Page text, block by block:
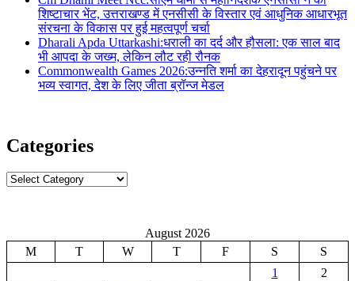
शिष्टाचार भेंट, उत्तराखण्ड में एनसीसी के विस्तार एवं आधुनिक आधारभूत
संरचना के विकास पर हुई महत्वपूर्ण चर्चा
Dharali Apda Uttarkashi:धराली का दर्द और हौसला: एक साल बाद
भी आपदा के जख्म, लेकिन लौट रही रौनक
Commonwealth Games 2026:उन्नति शर्मा का देहरादून पहुंचने पर
भव्य स्वागत, देश के लिए जीता ब्रॉन्ज मेडल
Categories
Categories
August 2026
M
T W T F S
S
1
2